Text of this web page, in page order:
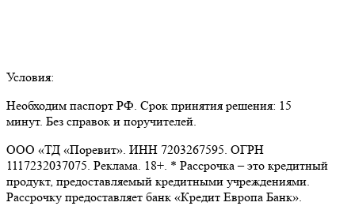
Условия:
Необходим паспорт РФ. Срок принятия решения: 15
минут. Без справок и поручителей.
ООО «ТД «Поревит». ИНН 7203267595. ОГРН
1117232037075. Реклама. 18+. * Рассрочка – это кредитный
продукт, предоставляемый кредитными учреждениями.
Рассрочку предоставляет банк «Кредит Европа Банк».